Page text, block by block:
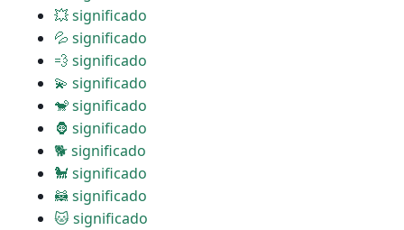
💥 significado
💦 significado
💨 significado
💫 significado
🐒 significado
🦍 significado
🐕 significado
🐩 significado
🦝 significado
🐱 significado